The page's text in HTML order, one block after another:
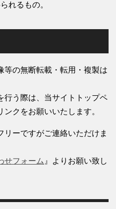
れるもの。
等の無断転載・転用・複製は
行う際は、当サイトトップペ
クをお願いいたします。
ーですがご連絡いただけま
せフォーム 』よりお願い致し